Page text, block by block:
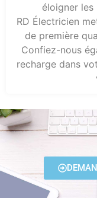
éloigner les
RD Électricien
de première
Confiez-nous
recharge dans